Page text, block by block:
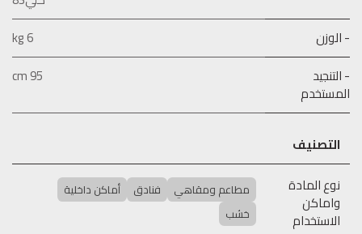
- الوزن
6 kg
- التنجيد
المستخدم
95 cm
التصنيف
نوع المادة
واماكن
الاستخدام
مطاعم ومقاهي فنادق
أماكن داخلية
خشب